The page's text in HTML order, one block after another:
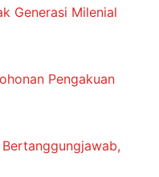
Generasi Milenial
Pengakuan